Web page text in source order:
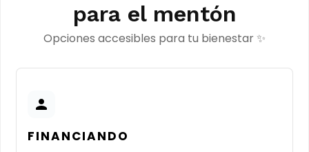
para el mentón
Opciones accesibles para tu bienestar ✨
FINANCIANDO